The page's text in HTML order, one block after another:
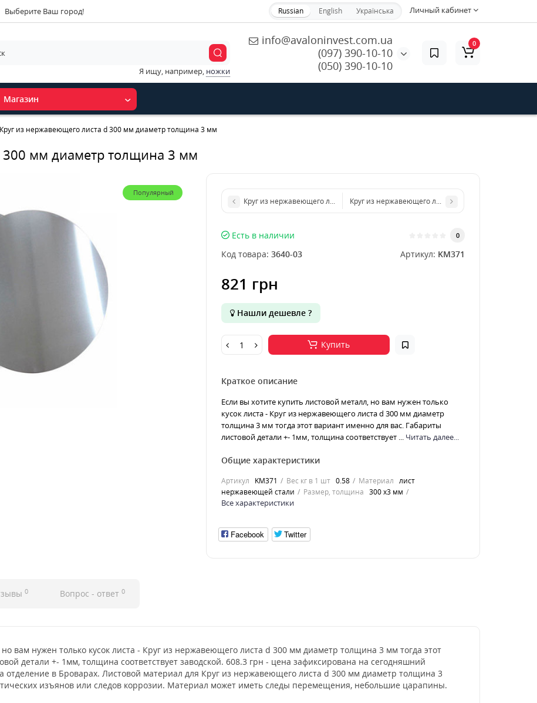
Выберите Ваш город! Личный кабинет
Russian English Українська
info@avaloninvest.com.ua
(097) 390-10-10
(050) 390-10-10
Я ищу, например, ножки
0
Магазин
Круг из нержавеющего листа d 300 мм диаметр толщина 3 мм
300 мм диаметр толщина 3 мм
Популярный
Круг из нержавеющего листа d 200 мм диаметр толщина 3 мм
Круг из нержавеющего листа d 400 мм диаметр
Есть в наличии 0
Код товара: 3640-03 Артикул: KM371
821 грн
Нашли дешевле ?
Купить
Краткое описание
Если вы хотите купить листовой металл, но вам нужен только
кусок листа - Круг из нержавеющего листа d 300 мм диаметр
толщина 3 мм тогда этот вариант именно для вас. Габариты
листовой детали +- 1мм, толщина соответствует ... Читать далее...
Общие характеристики
Артикул KM371 Вес кг в 1 шт 0.58 Материал лист
нержавеющей стали
Размер, толщина 300 х3 мм
Все характеристики
Facebook Twitter
0 Вопрос - ответ 0
вам нужен только кусок листа - Круг из нержавеющего листа d 300 мм диаметр толщина 3 мм тогда этот
детали +- 1мм, толщина соответствует заводской. 608.3 грн - цена зафиксирована на сегодняшний
отделение в Броварах. Листовой материал для Круг из нержавеющего листа d 300 мм диаметр толщина 3
изъянов или следов коррозии. Материал может иметь следы перемещения, небольшие царапины.